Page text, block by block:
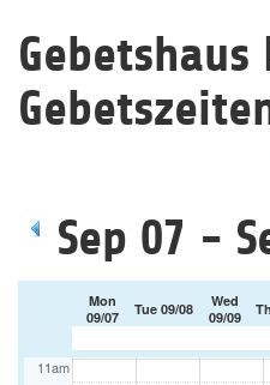
Sep 07 -
Mon
09/07
Tue 09/08
Wed
09/09
05am
06am
08am
11am